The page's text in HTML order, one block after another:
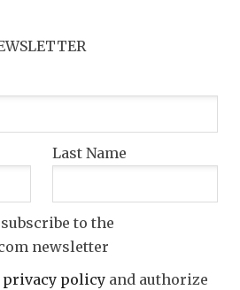
Last Name
to the
newsletter
privacy policy and authorize